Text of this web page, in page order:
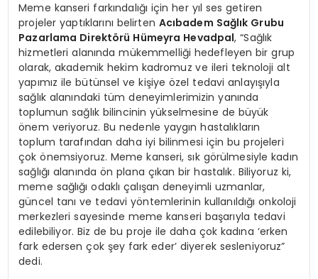
Meme kanseri farkındalığı için her yıl ses getiren
projeler yaptıklarını belirten Acıbadem Sağlık Grubu
Pazarlama Direktörü Hümeyra Hevadpal, “Sağlık
hizmetleri alanında mükemmelliği hedefleyen bir grup
olarak, akademik hekim kadromuz ve ileri teknoloji alt
yapımız ile bütünsel ve kişiye özel tedavi anlayışıyla
sağlık alanındaki tüm deneyimlerimizin yanında
toplumun sağlık bilincinin yükselmesine de büyük
önem veriyoruz. Bu nedenle yaygın hastalıkların
toplum tarafından daha iyi bilinmesi için bu projeleri
çok önemsiyoruz. Meme kanseri, sık görülmesiyle kadın
sağlığı alanında ön plana çıkan bir hastalık. Biliyoruz ki,
meme sağlığı odaklı çalışan deneyimli uzmanlar,
güncel tanı ve tedavi yöntemlerinin kullanıldığı onkoloji
merkezleri sayesinde meme kanseri başarıyla tedavi
edilebiliyor. Biz de bu proje ile daha çok kadına ‘erken
fark edersen çok şey fark eder’ diyerek sesleniyoruz”
dedi.